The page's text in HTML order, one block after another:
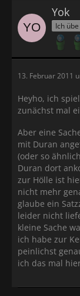
Yok
Ich
13. Februar 2011
Heyho, ich
zunächst mal
Aber eine
mit Duran
(oder so
Duran dort
zur Hölle ist
nicht mehr
glaube ein
leider nicht
kleine Sache
ich habe zur
peinlichst
ich das mal